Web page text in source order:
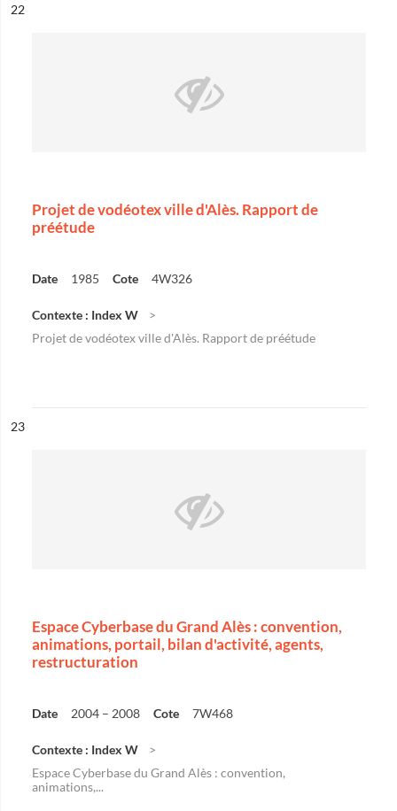
n°
22
Projet de vodéotex ville d'Alès. Rapport de
préétude
Date 1985 Cote 4W326
Contexte : Index W
Projet de vodéotex ville d'Alès. Rapport de préétude
n°
23
Espace Cyberbase du Grand Alès : convention,
animations, portail, bilan d'activité, agents,
restructuration
Date 2004 – 2008 Cote 7W468
Contexte : Index W
Espace Cyberbase du Grand Alès : convention,
animations,...